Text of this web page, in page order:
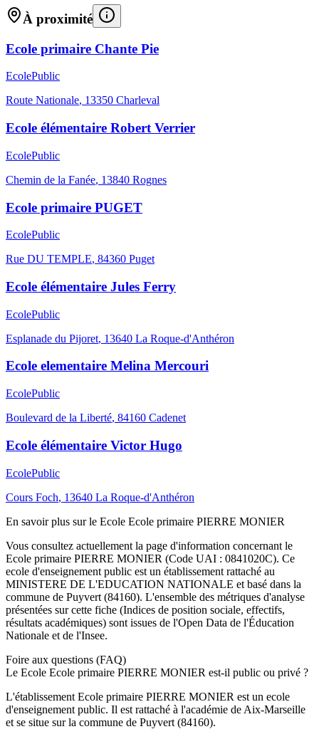
À proximité
Ecole primaire Chante Pie
EcolePublic
Route Nationale, 13350 Charleval
Ecole élémentaire Robert Verrier
EcolePublic
Chemin de la Fanée, 13840 Rognes
Ecole primaire PUGET
EcolePublic
Rue DU TEMPLE, 84360 Puget
Ecole élémentaire Jules Ferry
EcolePublic
Esplanade du Pijoret, 13640 La Roque-d'Anthéron
Ecole elementaire Melina Mercouri
EcolePublic
Boulevard de la Liberté, 84160 Cadenet
Ecole élémentaire Victor Hugo
EcolePublic
Cours Foch, 13640 La Roque-d'Anthéron
En savoir plus sur le Ecole Ecole primaire PIERRE MONIER
Vous consultez actuellement la page d'information concernant le
Ecole primaire PIERRE MONIER (Code UAI : 0841020C). Ce
ecole d'enseignement public est un établissement rattaché au
MINISTERE DE L'EDUCATION NATIONALE et basé dans la
commune de Puyvert (84160). L'ensemble des métriques d'analyse
présentées sur cette fiche (Indices de position sociale, effectifs,
résultats académiques) sont issues de l'Open Data de l'Éducation
Nationale et de l'Insee.
Foire aux questions (FAQ)
Le Ecole Ecole primaire PIERRE MONIER est-il public ou privé ?
L'établissement Ecole primaire PIERRE MONIER est un ecole
d'enseignement public. Il est rattaché à l'académie de Aix-Marseille
et se situe sur la commune de Puyvert (84160).